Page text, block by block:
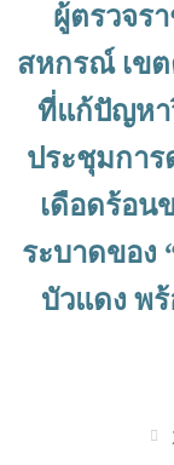
ผู้ตรวจร
สหกรณ์ เขต
ที่แก้ปัญห
ประชุมกา
เดือดร้อน
ระบาดของ
บัวแดง พ